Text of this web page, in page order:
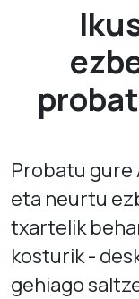
Probatu
eta neurtu
txartelik
kosturik -
gehiago